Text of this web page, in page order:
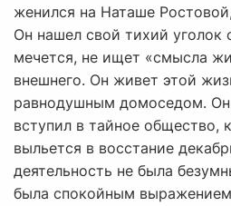
женился на Наташе
Он нашел свой тихий уголок
мечется, не ищет «смысла
внешнего. Он живет этой
равнодушным домоседом. Он
вступил в тайное общество,
выльется в восстание
деятельность не была
была спокойным